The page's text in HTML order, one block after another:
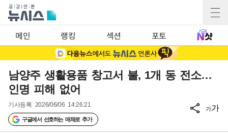
메인 랭킹 섹션 포토
남양주 생활용품 창고서 불, 1개 동 전소…
인명 피해 없어
기사등록 2026/06/06 14:26:21
구글에서 선호하는 매체로 추가
가가